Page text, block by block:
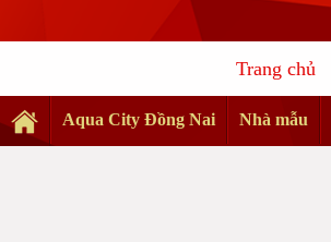
Trang chủ
Aqua City Đồng Nai Nhà mẫu